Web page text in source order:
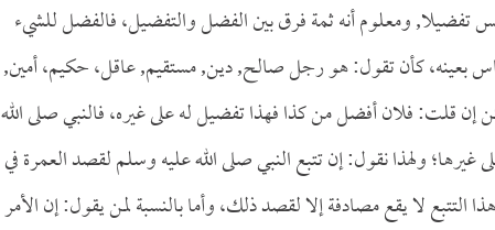
ومعلوم أنه ثمة فرق بين الفضل والتفضيل، فالفضل للشيء
بعينه، كأن تقول: هو رجل صالح, دين, مستقيم, عاقل، حكيم، أمين,
إن قلت: فلان أفضل من كذا فهذا تفضيل له على غيره، فالنبي صلى الله
ولهذا نقول: إن تتبع النبي صلى الله عليه وسلم لقصد العمرة في
لا يقع مصادفة إلا لقصد ذلك، وأما بالنسبة لمن يقول: إن الأمر